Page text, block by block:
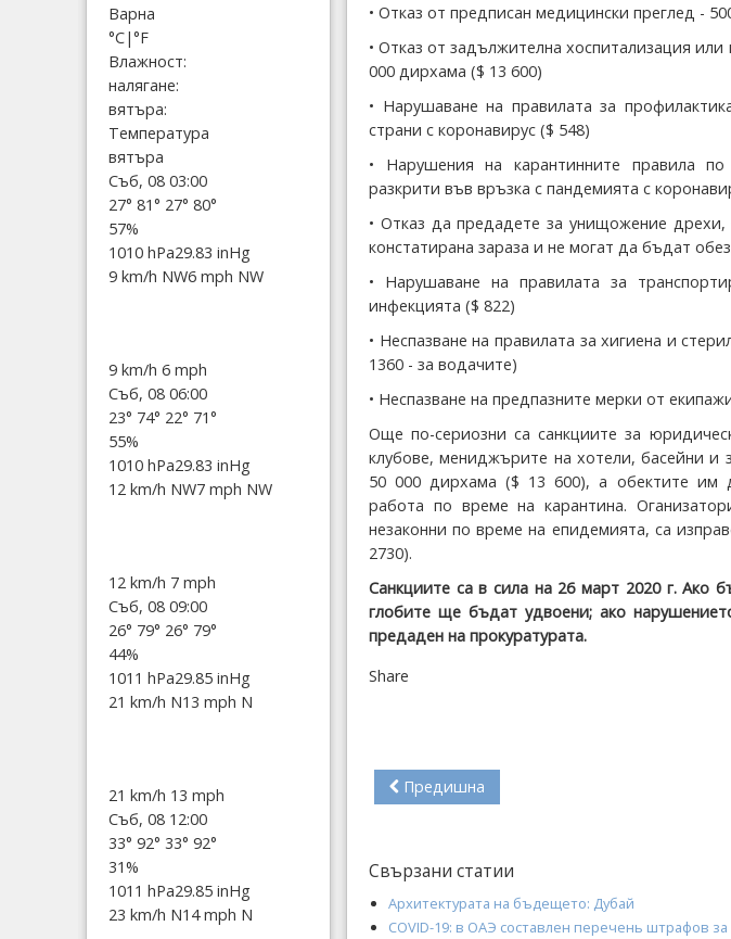
• Отказ от предписан медицински преглед -
• Отказ от задължителна хоспитализация
000 дирхама ($ 13 600)
• Нарушаване на правилата за
страни с коронавирус ($ 548)
• Нарушения на карантинните правила
разкрити във връзка с пандемията с
• Отказ да предадете за унищожение
констатирана зараза и не могат да бъдат
• Нарушаване на правилата за
инфекцията ($ 822)
• Неспазване на правилата за хигиена и
1360 - за водачите)
• Неспазване на предпазните мерки от
Още по-сериозни са санкциите за
клубове, мениджърите на хотели, басейни и
50 000 дирхама ($ 13 600), а обектите им
работа по време на карантина.
незаконни по време на епидемията, са
2730).
Санкциите са в сила на 26 март 2020 г. Ако
глобите ще бъдат удвоени; ако
предаден на прокуратурата.
Share
Предишна
Свързани статии
Архитектурата на бъдещето: Дубай
COVID-19: в ОАЭ составлен перечень штрафов
Варна
°C|°F
Влажност:
налягане:
вятъра:
Температура
вятъра
Съб, 08 03:00
27° 81° 27° 80°
57%
1010 hPa29.83 inHg
9 km/h NW6 mph NW
9 km/h 6 mph
Съб, 08 06:00
23° 74° 22° 71°
55%
1010 hPa29.83 inHg
12 km/h NW7 mph NW
12 km/h 7 mph
Съб, 08 09:00
26° 79° 26° 79°
44%
1011 hPa29.85 inHg
21 km/h N13 mph N
21 km/h 13 mph
Съб, 08 12:00
33° 92° 33° 92°
31%
1011 hPa29.85 inHg
23 km/h N14 mph N